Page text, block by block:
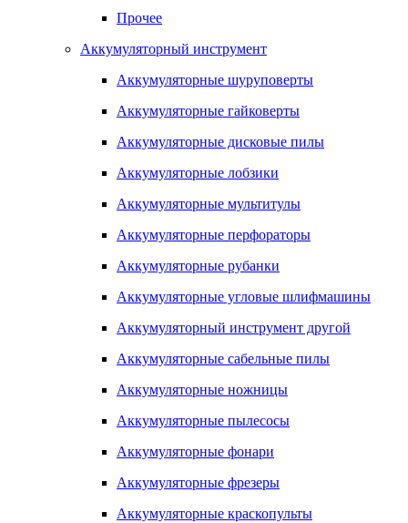
Прочее
Аккумуляторный инструмент
Аккумуляторные шуруповерты
Аккумуляторные гайковерты
Аккумуляторные дисковые пилы
Аккумуляторные лобзики
Аккумуляторные мультитулы
Аккумуляторные перфораторы
Аккумуляторные рубанки
Аккумуляторные угловые шлифмашины
Аккумуляторный инструмент другой
Аккумуляторные сабельные пилы
Аккумуляторные ножницы
Аккумуляторные пылесосы
Аккумуляторные фонари
Аккумуляторные фрезеры
Аккумуляторные краскопульты